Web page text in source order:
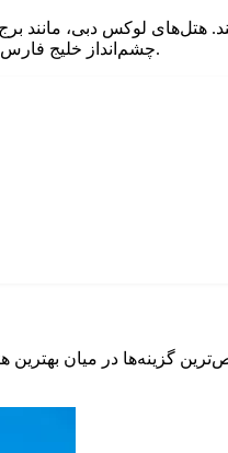
چشم‌انداز خلیج فارس، تجربه‌ای فراموش‌نشدنی برای مسافران رقم می‌زنند. در ادامه با بهترین هتل های 5 ستاره در دبی بیشتر آشنا خواهید شد.
گزینه‌ها در میان